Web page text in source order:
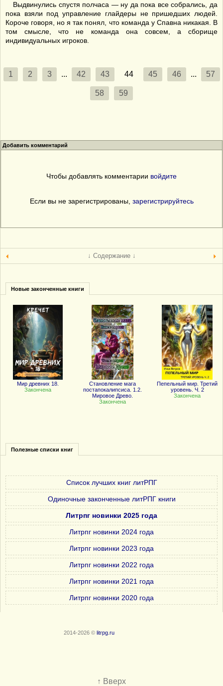
Выдвинулись спустя полчаса — ну да пока все собрались, да
пока взяли под управление глайдеры не пришедших людей.
Короче говоря, но я так понял, что команда у Спавна никакая. В
том смысле, что не команда она совсем, а сборище
индивидуальных игроков.
1 2 3 ... 42 43 44 45 46 ... 57
58 59
Добавить комментарий
Чтобы добавлять комментарии войдите
Если вы не зарегистрированы, зарегистрируйтесь
↓ Содержание ↓
Новые законченные книги
Мир древних 18.
Закончена
Становление мага
постапокалипсиса. 1.2.
Мировое Древо.
Закончена
Пепельный мир. Третий
уровень. Ч. 2
Закончена
Полезные списки книг
Список лучших книг литРПГ
Одиночные законченные литРПГ книги
Литрпг новинки 2025 года
Литрпг новинки 2024 года
Литрпг новинки 2023 года
Литрпг новинки 2022 года
Литрпг новинки 2021 года
Литрпг новинки 2020 года
2014-2026 © litrpg.ru
↑ Вверх